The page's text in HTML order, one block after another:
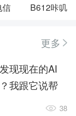
信 B612咔叽
更多
现在的AI
我跟它说帮
的闹钟，它
38